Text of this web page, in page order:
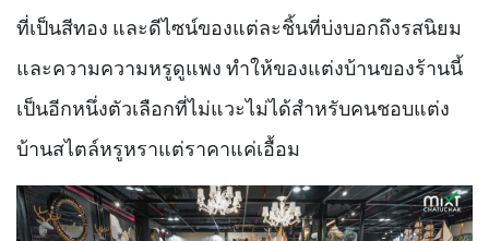
ที่เป็นสีทอง และดีไซน์ของแต่ละชิ้นที่บ่งบอกถึงรสนิยม
และความความหรูดูแพง ทำให้ของแต่งบ้านของร้านนี้
เป็นอีกหนึ่งตัวเลือกที่ไม่แวะไม่ได้สำหรับคนชอบแต่ง
บ้านสไตล์หรูหราแต่ราคาแค่เอื้อม